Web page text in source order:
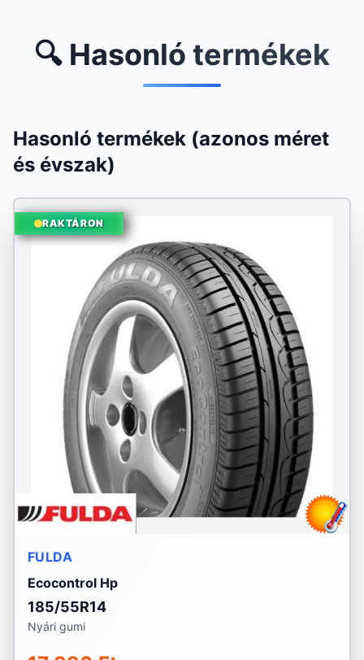
🔍 Hasonló termékek
Hasonló termékek (azonos méret
és évszak)
RAKTÁRON
FULDA
Ecocontrol Hp
185/55R14
Nyári gumi